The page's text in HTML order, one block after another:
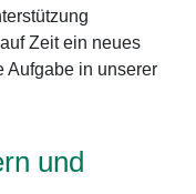
Zeit ein neues
Aufgabe in unserer
und